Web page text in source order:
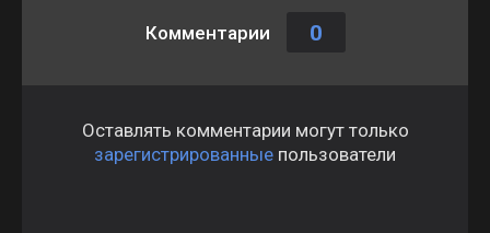
Комментарии 0
Оставлять комментарии могут только
зарегистрированные пользователи